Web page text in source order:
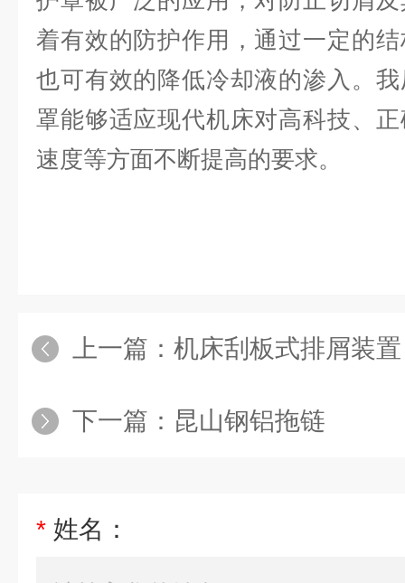
着有效的防护作用，通过一定的
也可有效的降低冷却液的渗入。
罩能够适应现代机床对高科技、
速度等方面不断提高的要求。
上一篇： 机床刮板式排屑装置
下一篇： 昆山钢铝拖链
* 姓名：